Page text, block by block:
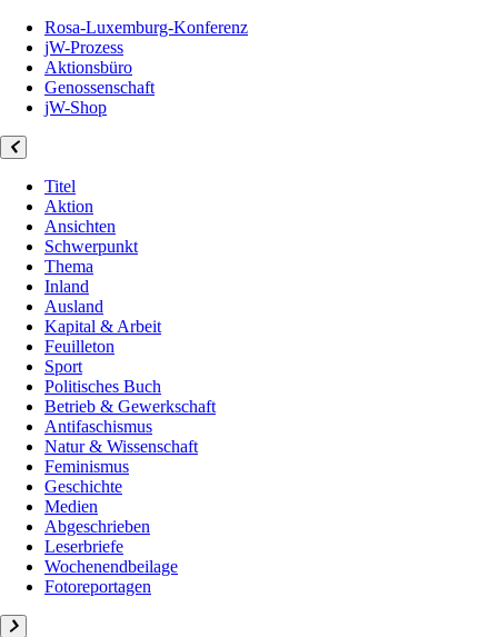
Rosa-Luxemburg-Konferenz
jW-Prozess
Aktionsbüro
Genossenschaft
jW-Shop
Titel
Aktion
Ansichten
Schwerpunkt
Thema
Inland
Ausland
Kapital & Arbeit
Feuilleton
Sport
Politisches Buch
Betrieb & Gewerkschaft
Antifaschismus
Natur & Wissenschaft
Feminismus
Geschichte
Medien
Abgeschrieben
Leserbriefe
Wochenendbeilage
Fotoreportagen